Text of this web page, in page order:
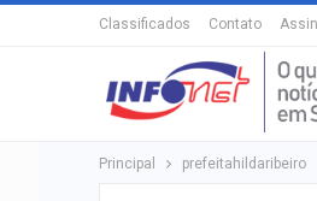
Classificados Contato
Principal prefeitahildaribeiro